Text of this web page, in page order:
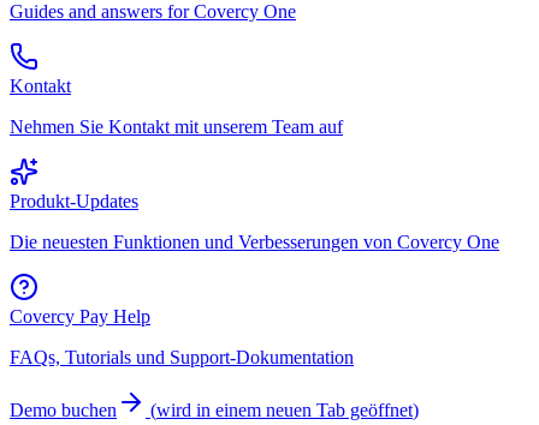
Guides and answers for Covercy One
Kontakt
Nehmen Sie Kontakt mit unserem Team auf
Produkt-Updates
Die neuesten Funktionen und Verbesserungen von Covercy One
Covercy Pay Help
FAQs, Tutorials und Support-Dokumentation
Demo buchen (wird in einem neuen Tab geöffnet)